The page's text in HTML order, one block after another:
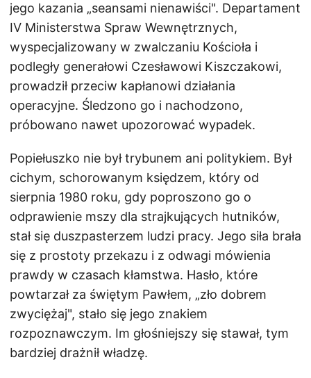
jego kazania „seansami nienawiści". Departament
IV Ministerstwa Spraw Wewnętrznych,
wyspecjalizowany w zwalczaniu Kościoła i
podległy generałowi Czesławowi Kiszczakowi,
prowadził przeciw kapłanowi działania
operacyjne. Śledzono go i nachodzono,
próbowano nawet upozorować wypadek.
Popiełuszko nie był trybunem ani politykiem. Był
cichym, schorowanym księdzem, który od
sierpnia 1980 roku, gdy poproszono go o
odprawienie mszy dla strajkujących hutników,
stał się duszpasterzem ludzi pracy. Jego siła brała
się z prostoty przekazu i z odwagi mówienia
prawdy w czasach kłamstwa. Hasło, które
powtarzał za świętym Pawłem, „zło dobrem
zwyciężaj", stało się jego znakiem
rozpoznawczym. Im głośniejszy się stawał, tym
bardziej drażnił władzę.